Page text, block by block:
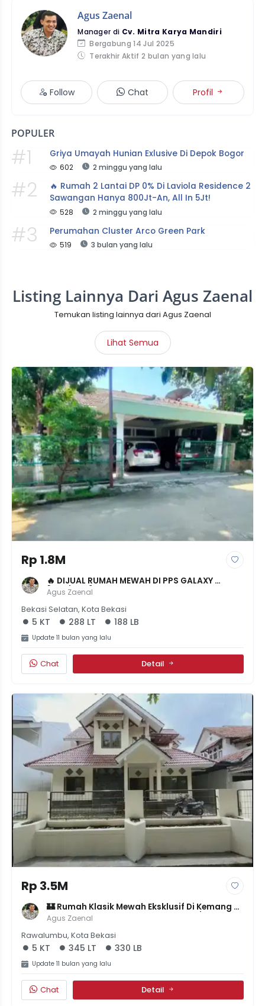
Agus Zaenal
Manager di Cv. Mitra Karya Mandiri
Bergabung 14 Jul 2025
Terakhir Aktif 2 bulan yang lalu
Follow Chat Profil
POPULER
#1 Griya Umayah Hunian Exlusive Di Depok Bogor
602 2 minggu yang lalu
#2
🔥 Rumah 2 Lantai DP 0% Di Laviola Residence 2
Sawangan Hanya 800Jt-An, All In 5Jt!
528 2 minggu yang lalu
#3 Perumahan Cluster Arco Green Park
519 3 bulan yang lalu
Listing Lainnya Dari Agus Zaenal
Temukan listing lainnya dari Agus Zaenal
Lihat Semua
Rp 1.8M
🔥 DIJUAL RUMAH MEWAH DI PPS GALAXY
[5KT/3KM] LT 288m² - HARGA 1,8M NEGO - SHM
LENGKAP
Agus Zaenal
Bekasi Selatan, Kota Bekasi
5 KT 288 LT 188 LB
Update 11 bulan yang lalu
Chat Detail
Rp 3.5M
🏰 Rumah Klasik Mewah Eksklusif Di Kemang
Pratama - LT 345m² LB 330m² - 5KT/3KM -
SHM & IMB - 3.5M NEGO SAMPAI JADI!
Agus Zaenal
Rawalumbu, Kota Bekasi
5 KT 345 LT 330 LB
Update 11 bulan yang lalu
Chat Detail